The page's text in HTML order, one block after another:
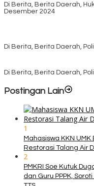
Di Berita, Berita Daerah,
Desember 2024
Di Berita, Berita Daerah,
Di Berita, Berita Daerah,
Postingan Lain
1
Mahasiswa KKN
Restorasi Talang Air
2
PMKRI Soe Kutuk
dan Guru PPPK,